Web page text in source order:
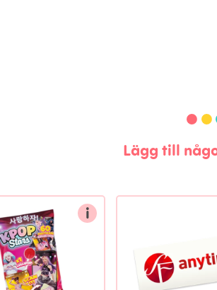
Lägg till
i